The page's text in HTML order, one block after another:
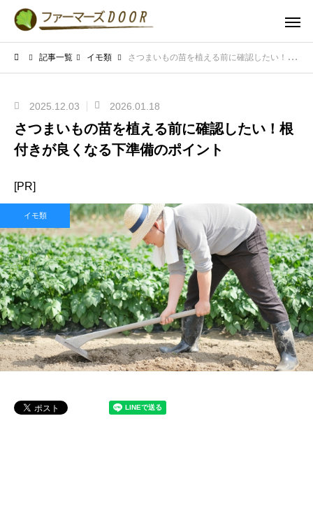
記事一覧 イモ類 さつまいもの苗を植える前に確認したい！根付きが良くなる下準備のポイント
2025.12.03 2026.01.18
さつまいもの苗を植える前に確認したい！根
付きが良くなる下準備のポイント
[PR]
イモ類